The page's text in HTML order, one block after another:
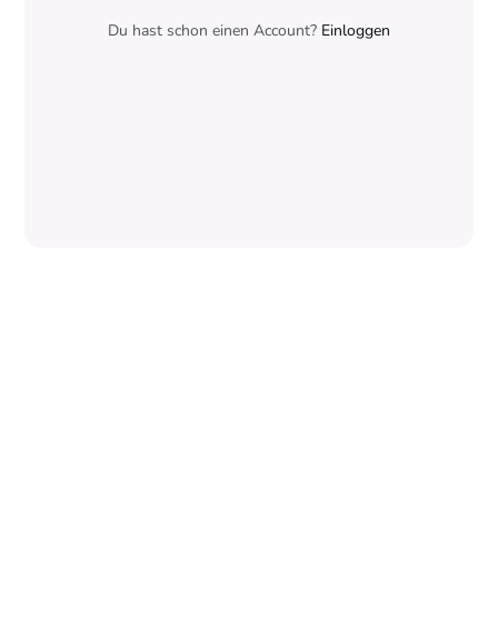
Du hast schon einen Account? Einloggen